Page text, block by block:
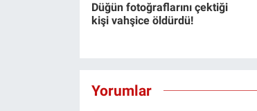
Düğün fotoğraflarını çektiği
kişi vahşice öldürdü!
Yorumlar